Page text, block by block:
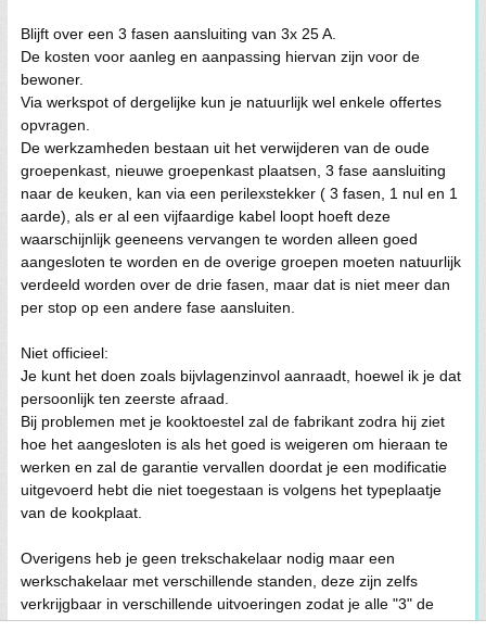
Blijft over een 3 fasen aansluiting van 3x 25 A.
De kosten voor aanleg en aanpassing hiervan zijn voor de
bewoner.
Via werkspot of dergelijke kun je natuurlijk wel enkele offertes
opvragen.
De werkzamheden bestaan uit het verwijderen van de oude
groepenkast, nieuwe groepenkast plaatsen, 3 fase aansluiting
naar de keuken, kan via een perilexstekker ( 3 fasen, 1 nul en 1
aarde), als er al een vijfaardige kabel loopt hoeft deze
waarschijnlijk geeneens vervangen te worden alleen goed
aangesloten te worden en de overige groepen moeten natuurlijk
verdeeld worden over de drie fasen, maar dat is niet meer dan
per stop op een andere fase aansluiten.
Niet officieel:
Je kunt het doen zoals bijvlagenzinvol aanraadt, hoewel ik je dat
persoonlijk ten zeerste afraad.
Bij problemen met je kooktoestel zal de fabrikant zodra hij ziet
hoe het aangesloten is als het goed is weigeren om hieraan te
werken en zal de garantie vervallen doordat je een modificatie
uitgevoerd hebt die niet toegestaan is volgens het typeplaatje
van de kookplaat.
Overigens heb je geen trekschakelaar nodig maar een
werkschakelaar met verschillende standen, deze zijn zelfs
verkrijgbaar in verschillende uitvoeringen zodat je alle "3" de
fasen hierop aansluit maar door de verschillende standen te